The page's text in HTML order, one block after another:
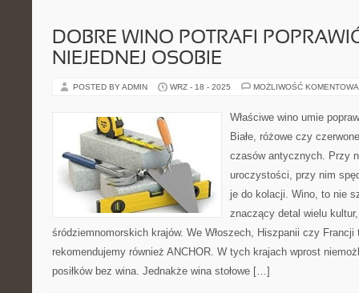
DOBRE WINO POTRAFI
NIEJEDNEJ OSOBIE
POSTED BY ADMIN WRZ - 18 - 2025 MOŻLIWOŚĆ
Właściwe wino umie
Białe, różowe czy
czasów antycznych. Przy
uroczystości, przy nim
je do kolacji. Wino, to nie
znaczący detal wielu kultur,
śródziemnomorskich krajów. We Włoszech, Hiszpanii czy Francji
rekomendujemy również ANCHOR. W tych krajach wprost
posiłków bez wina. Jednakże wina stołowe […]